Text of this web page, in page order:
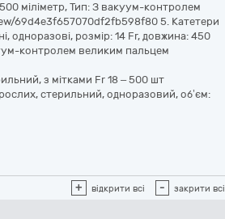
міліметр, Тип: З вакуум-контролем
69d4e3f657070df2fb598f80 5. Катетери
одноразові, розмір: 14 Fr, довжина: 450
контролем великим пальцем
з мітками Fr 18 – 500 шт
стерильний, одноразовий, об’єм:
+ відкрити всі - закрити всі